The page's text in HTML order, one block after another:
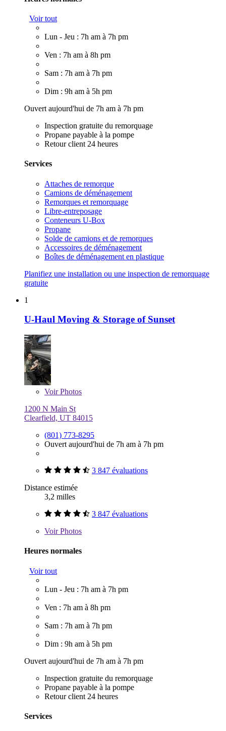
Voir tout
Lun - Jeu : 7h am à 7h pm
Ven : 7h am à 8h pm
Sam : 7h am à 7h pm
Dim : 9h am à 5h pm
Ouvert aujourd'hui de 7h am à 7h pm
Inspection gratuite du remorquage
Propane payable à la pompe
Retour client 24 heures
Services
Attaches de remorque
Camions de déménagement
Remorques et remorquage
Libre-entreposage
Conteneurs U-Box
Propane
Solde de camions et de remorques
Accessoires de déménagement
Boîtes de déménagement en plastique
Planifiez une installation ou une inspection de remorquage
gratuite
1
U-Haul Moving & Storage of Sunset
VoirPhotos
1200 N Main St
Clearfield, UT 84015
(801) 773-8295
Ouvert aujourd'hui de 7h am à 7h pm
3 847 évaluations
Distance estimée
3,2 milles
3 847 évaluations
VoirPhotos
Heures normales
Voir tout
Lun - Jeu : 7h am à 7h pm
Ven : 7h am à 8h pm
Sam : 7h am à 7h pm
Dim : 9h am à 5h pm
Ouvert aujourd'hui de 7h am à 7h pm
Inspection gratuite du remorquage
Propane payable à la pompe
Retour client 24 heures
Services